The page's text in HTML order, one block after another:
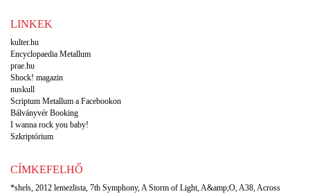
LINKEK
kulter.hu
Encyclopaedia Metallum
prae.hu
Shock! magazin
nuskull
Scriptum Metallum a Facebookon
Bálványvér Booking
I wanna rock you baby!
Szkriptórium
CÍMKEFELHŐ
*shels, 2012 lemezlista, 7th Symphony,A Storm of Light,A&amp;O,A38,Across